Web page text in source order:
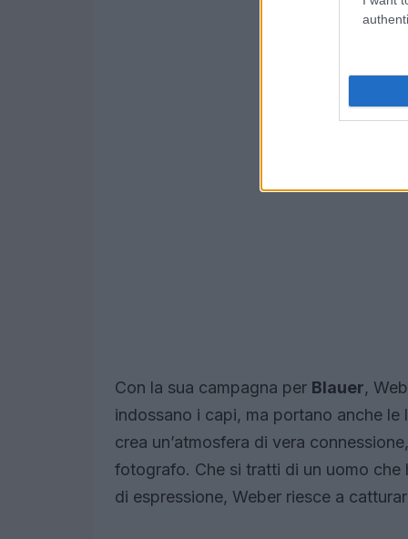
Con la sua campagna per Blauer,
indossano i capi, ma portano anche
crea un’atmosfera di vera
fotografo. Che si tratti di un uomo che
di espressione, Weber riesce a